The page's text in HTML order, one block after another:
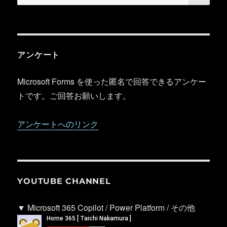
索:
アンケート
Microsoft Forms を使った匿名で回答できるアンケー
トです。ご回答お願いします。
アンケートへのリンク
YOUTUBE CHANNEL
▼ Microsoft 365 Copilot / Power Platform / その他